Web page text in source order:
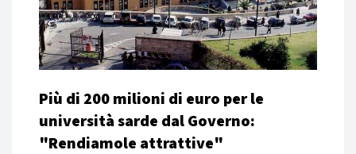
Più di 200 milioni di euro per le
università sarde dal Governo:
"Rendiamole attrattive"